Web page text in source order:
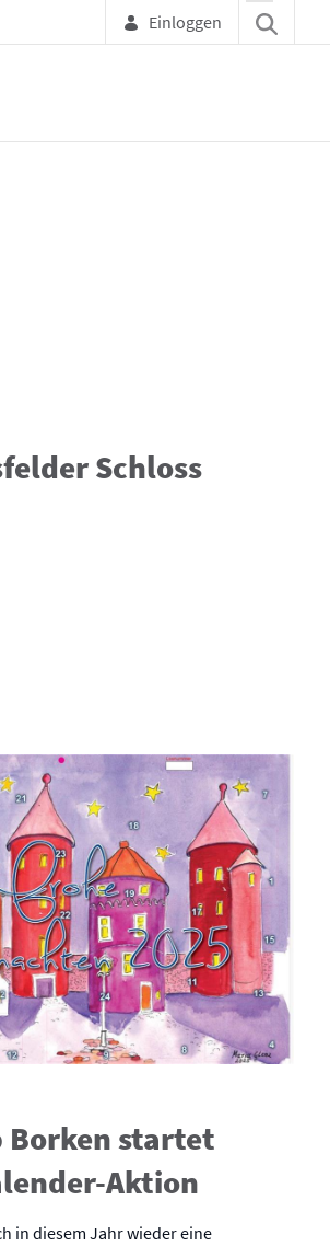
Einloggen
Schloss
Borken startet
Aktion
in diesem Jahr wieder eine